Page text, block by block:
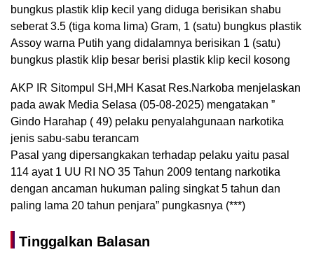
bungkus plastik klip kecil yang diduga berisikan shabu
seberat 3.5 (tiga koma lima) Gram, 1 (satu) bungkus plastik
Assoy warna Putih yang didalamnya berisikan 1 (satu)
bungkus plastik klip besar berisi plastik klip kecil kosong
AKP IR Sitompul SH,MH Kasat Res.Narkoba menjelaskan
pada awak Media Selasa (05-08-2025) mengatakan ”
Gindo Harahap ( 49) pelaku penyalahgunaan narkotika
jenis sabu-sabu terancam
Pasal yang dipersangkakan terhadap pelaku yaitu pasal
114 ayat 1 UU RI NO 35 Tahun 2009 tentang narkotika
dengan ancaman hukuman paling singkat 5 tahun dan
paling lama 20 tahun penjara” pungkasnya (***)
Tinggalkan Balasan